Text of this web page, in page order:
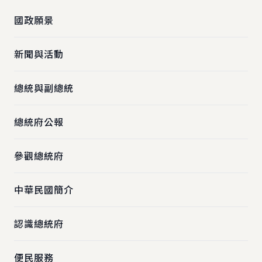
國政願景
新聞與活動
總統與副總統
總統府公報
參觀總統府
中華民國簡介
認識總統府
便民服務